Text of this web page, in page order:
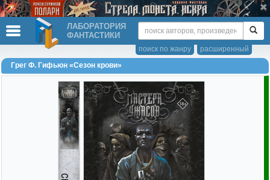
ЛАБОРАТОРИЯ
ФАНТАСТИКИ
расширенный
поиск по жанру
Грег Ф. Гифьюн «Сезон крови»